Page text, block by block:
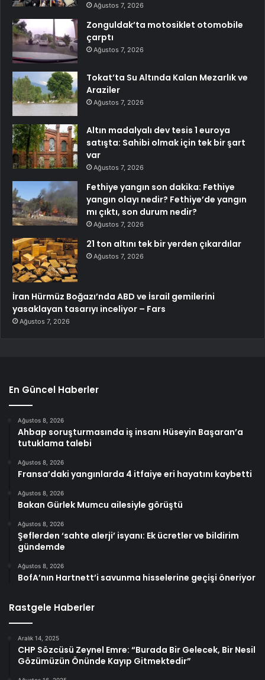
Ağustos 7, 2026
Zonguldak’ta motosiklet otomobile
çarptı
Ağustos 7, 2026
Tokat’ta Su Altında Kalan Mezarlık ve
Araziler
Ağustos 7, 2026
Altın madalyalı dev tesis 1 euroya
satışta: Sahibi olmak için tek bir şart
var
Ağustos 7, 2026
Fethiye yangın son dakika: Fethiye
yangın olayı nedir? Fethiye’de yangın
mı çıktı, son durum nedir?
Ağustos 7, 2026
21 ton altını tek bir yerden çıkardılar
Ağustos 7, 2026
İran Hürmüz Boğazı’nda ABD ve İsrail gemilerini
yasaklayan tasarıyı inceliyor – Fars
Ağustos 7, 2026
En Güncel Haberler
Ağustos 8, 2026
Ahbap soruşturmasında iş insanı Hüseyin Başaran’a
tutuklama talebi
Ağustos 8, 2026
Fransa’daki yangınlarda 4 itfaiye eri hayatını kaybetti
Ağustos 8, 2026
Bakan Gürlek Mumcu ailesiyle görüştü
Ağustos 8, 2026
Şeflerden ‘sahte alerji’ isyanı: Ek ücretler ve bildirim
gündemde
Ağustos 8, 2026
BofA’nın Hartnett’i savunma hisselerine geçişi öneriyor
Rastgele Haberler
Aralık 14, 2025
CHP Sözcüsü Zeynel Emre: “Burada Bir Gelecek, Bir Nesil
Gözümüzün Önünde Kayıp Gitmektedir”